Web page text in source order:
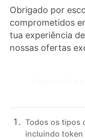
Obrigado por
comprometidos
tua experiência
nossas ofertas
Todos os tipos
incluindo token